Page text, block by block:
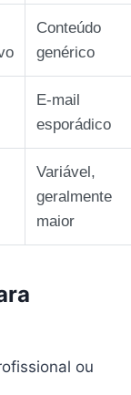
Conteúdo
genérico
E-mail
esporádico
Variável,
geralmente
maior
ou